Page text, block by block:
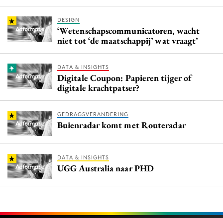
DESIGN
‘Wetenschapscommunicatoren, wacht
niet tot ‘de maatschappij’ wat vraagt’
DATA & INSIGHTS
Digitale Coupon: Papieren tijger of
digitale krachtpatser?
GEDRAGSVERANDERING
Buienradar komt met Routeradar
DATA & INSIGHTS
UGG Australia naar PHD